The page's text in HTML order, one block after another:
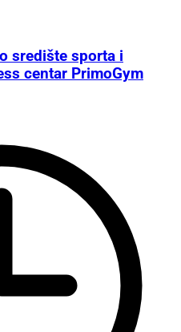
središte sporta i
centar PrimoGym